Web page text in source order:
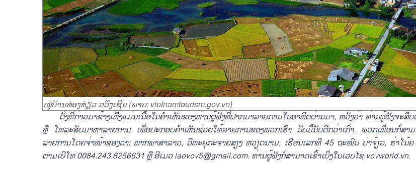
ໝູ່ບ້ານທ່ອງທ່ຽວ ກວິ່ງເຊີນ (ພາບ: vietnamtourism.gov.vn)
ດັ່ງທີ່ກ່າວມາຂ້າງເທິງແມ່ນເນື້ອໃນຄຳເຫັນຂອງທ່ານຜູ້ຟັງທີ່ຝາກມາລາຍການໃນອາທິດຜ່ານມາ, ຫວັງວ່າ ທ່ານຜູ້ຟັງຈະສືບ
ຫຼື ໂທລະສັບມາຫາລາຍການ ເພື່ອປະກອບຄຳເຫັນຊ່ວຍໃຫ້ລາຍການຂອງພວກເຮົາ ນັບມື້ນັບດີກວ່າເກົ່າ. ພວກເພື່ອນກໍ່ສາ
ລາຍການໂດຍຈ່າໜ້າຊອງວ່າ: ພາກພາສາລາວ, ວິທະຍຸກະຈາຍສຽງ ຫວຽດນາມ, ເຮືອນເລກທີ45 ຖະໜົນ ບ່າຈ້ຽວ, ຮ່າໂນ້
ຕາມເບີໂທ0084.243.8256631ຫຼື ອີເມວlaovov5@gmail.com.ທ່ານຜູ້ຟັງກໍ່ສາມາດເຂົ້າເບິ່ງໃນເວບໄຊvovworld.vn.